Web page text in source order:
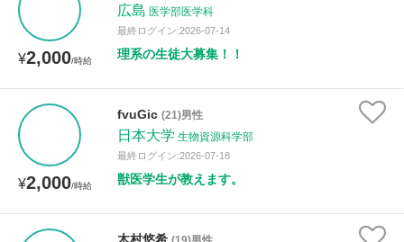
¥2,000/時給
広島 医学部医学科
最終ログイン:2026-07-14
理系の生徒大募集！！
¥2,000/時給
fvuGic (21)男性
日本大学 生物資源科学部
最終ログイン:2026-07-18
獣医学生が教えます。